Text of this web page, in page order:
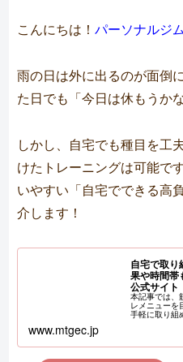
こんにちは！パーソナルジ
雨の日は外に出るのが面倒
た日でも「今日は休もうか
しかし、自宅でも種目を工
けたトレーニングは可能で
いやすい「自宅でできる高
介します！
自宅で取
果や時間帯
公式サイト
本記事では、
レメニューを
手軽に取り組
んでみてくだ
www.mtgec.jp